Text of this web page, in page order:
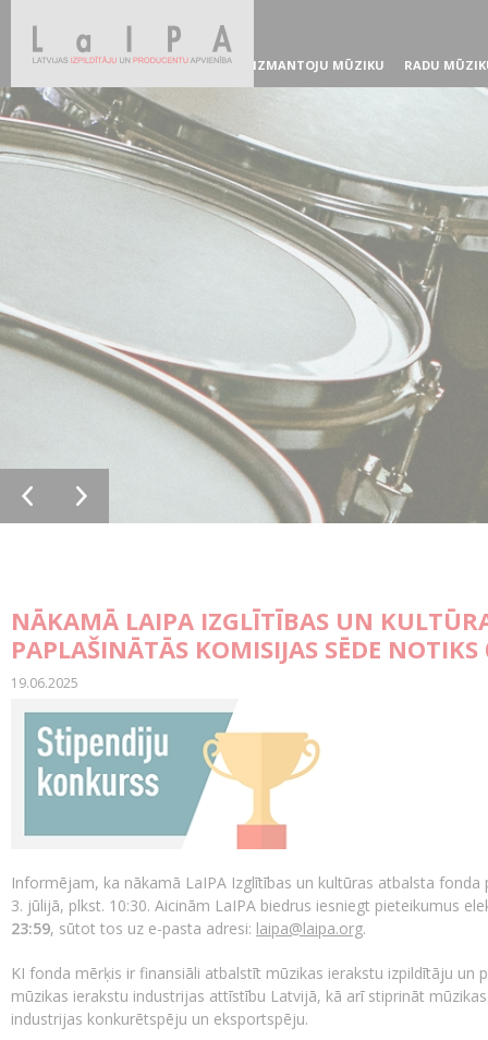
IZMANTOJU MŪZIKU RADU
NĀKAMĀ LAIPA IZGLĪTĪBAS UN
PAPLAŠINĀTĀS KOMISIJAS SĒDE
19.06.2025
Informējam, ka nākamā LaIPA Izglītības un kultūras atbalsta
3. jūlijā, plkst. 10:30. Aicinām LaIPA biedrus iesniegt pieteikumus
23:59, sūtot tos uz e-pasta adresi: laipa@laipa.org.
KI fonda mērķis ir finansiāli atbalstīt mūzikas ierakstu izpildītāju un
mūzikas ierakstu industrijas attīstību Latvijā, kā arī stiprināt
industrijas konkurētspēju un eksportspēju.